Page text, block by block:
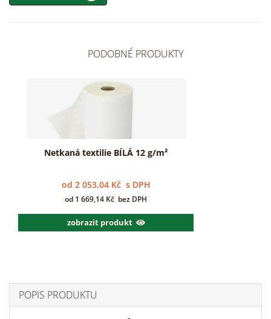
PODOBNÉ PRODUKTY
Netkaná textilie BÍLÁ 12 g/m²
od 2 053,04 Kč s DPH
od 1 669,14 Kč bez DPH
zobrazit produkt
POPIS PRODUKTU